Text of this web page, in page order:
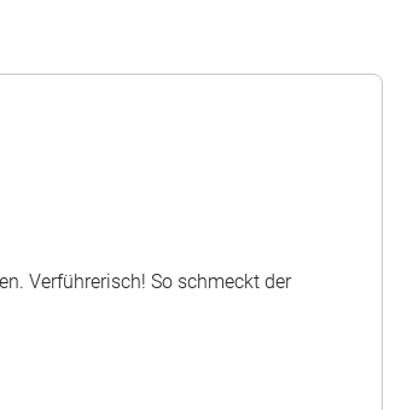
Verführerisch! So schmeckt der